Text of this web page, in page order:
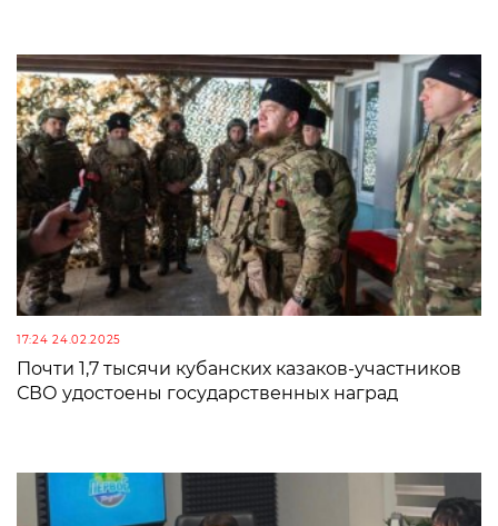
17:24 24.02.2025
Почти 1,7 тысячи кубанских казаков-участников
СВО удостоены государственных наград